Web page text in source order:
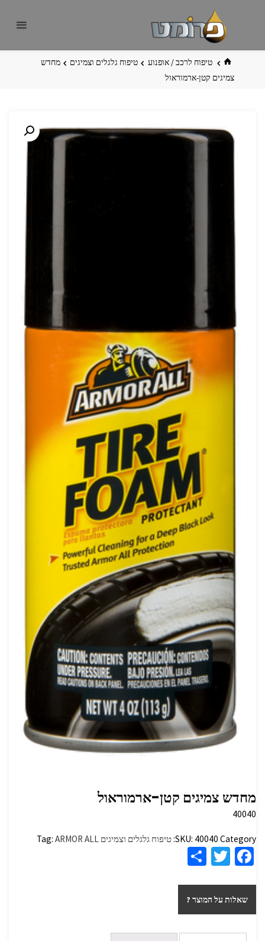
בית טיפוח לרכב / אופנוע טיפוח גלגלים וצמיגים
מחדש
צמיגים קטן-ארמוראול
מחדש צמיגים קטן-ארמוראול
40040
SKU: 40040 Category: טיפוח גלגלים וצמיגים Tag: ARMOR ALL
Fa
b
o
o
T
tt
er
ar
e
שאלות על המוצר ?